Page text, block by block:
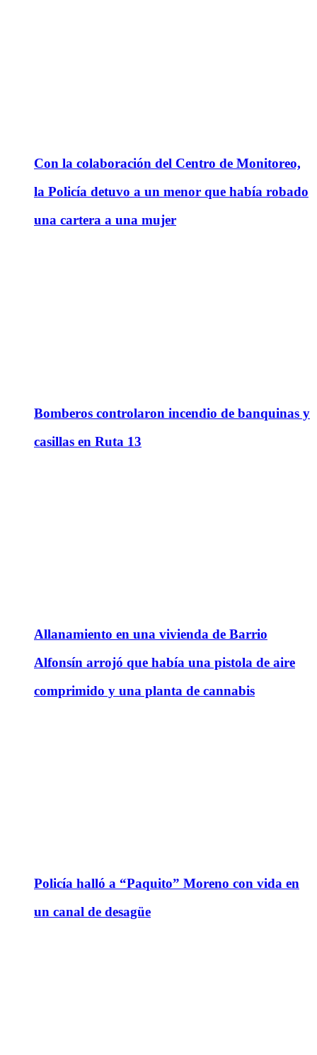
Con la colaboración del Centro de Monitoreo,
la Policía detuvo a un menor que había robado
una cartera a una mujer
Bomberos controlaron incendio de banquinas y
casillas en Ruta 13
Allanamiento en una vivienda de Barrio
Alfonsín arrojó que había una pistola de aire
comprimido y una planta de cannabis
Policía halló a “Paquito” Moreno con vida en
un canal de desagüe